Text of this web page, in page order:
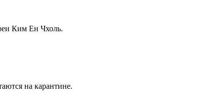
Ким Ен Чхоль.
на карантине.